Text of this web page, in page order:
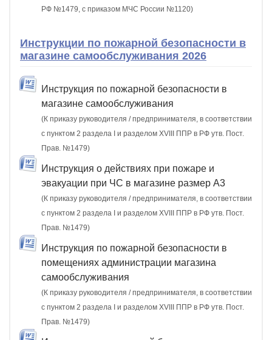
РФ №1479, с приказом МЧС России №1120)
Инструкции по пожарной безопасности в
магазине самообслуживания 2026
Инструкция по пожарной безопасности в
магазине самообслуживания
(К приказу руководителя / предпринимателя, в соответствии
с пунктом 2 раздела I и разделом XVIII ППР в РФ утв. Пост.
Прав. №1479)
Инструкция о действиях при пожаре и
эвакуации при ЧС в магазине размер А3
(К приказу руководителя / предпринимателя, в соответствии
с пунктом 2 раздела I и разделом XVIII ППР в РФ утв. Пост.
Прав. №1479)
Инструкция по пожарной безопасности в
помещениях администрации магазина
самообслуживания
(К приказу руководителя / предпринимателя, в соответствии
с пунктом 2 раздела I и разделом XVIII ППР в РФ утв. Пост.
Прав. №1479)